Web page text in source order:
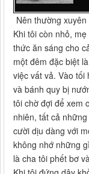
Nên thường
Khi tôi còn nhỏ,
thức ăn sáng cho
một đêm đặc biệt
việc vất vả. Vào
và bánh quy bị
tôi chờ đợi để xem
nhiên, tất cả
cười dịu dàng với
không nhớ những
là cha tôi phết bơ